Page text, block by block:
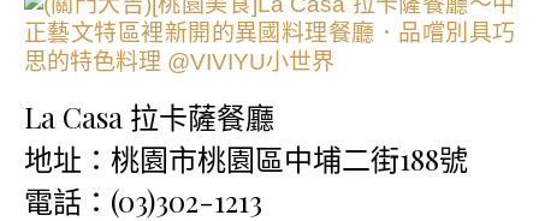
La Casa 拉卡薩餐廳
地址：桃園市桃園區中埔二街188號
電話：(03)302-1213